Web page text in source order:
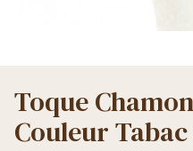
Toque
Couleur